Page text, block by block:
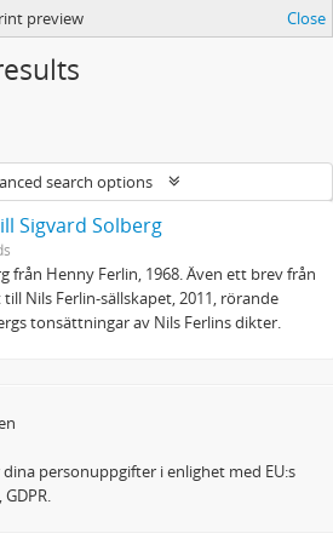
preview Close
search options
Sigvard Solberg
från Henny Ferlin, 1968. Även ett brev från
Nils Ferlin-sällskapet, 2011, rörande
tonsättningar av Nils Ferlins dikter.
personuppgifter i enlighet med EU:s